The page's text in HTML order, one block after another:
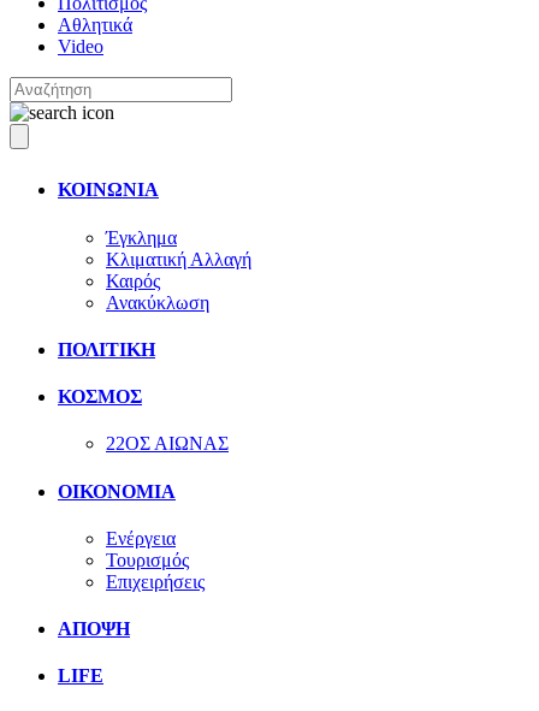
Αθλητικά
Video
ΚΟΙΝΩΝΙΑ
Έγκλημα
Κλιματική Αλλαγή
Καιρός
Ανακύκλωση
ΠΟΛΙΤΙΚΗ
ΚΟΣΜΟΣ
22ΟΣ ΑΙΩΝΑΣ
ΟΙΚΟΝΟΜΙΑ
Ενέργεια
Τουρισμός
Επιχειρήσεις
ΑΠΟΨΗ
LIFE